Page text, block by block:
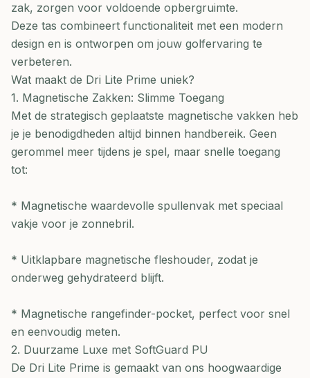
zak, zorgen voor voldoende opbergruimte.
Deze tas combineert functionaliteit met een modern
design en is ontworpen om jouw golfervaring te
verbeteren.
Wat maakt de Dri Lite Prime uniek?
1. Magnetische Zakken: Slimme Toegang
Met de strategisch geplaatste magnetische vakken heb
je je benodigdheden altijd binnen handbereik. Geen
gerommel meer tijdens je spel, maar snelle toegang
tot:
* Magnetische waardevolle spullenvak met speciaal
vakje voor je zonnebril.
* Uitklapbare magnetische fleshouder, zodat je
onderweg gehydrateerd blijft.
* Magnetische rangefinder-pocket, perfect voor snel
en eenvoudig meten.
2. Duurzame Luxe met SoftGuard PU
De Dri Lite Prime is gemaakt van ons hoogwaardige